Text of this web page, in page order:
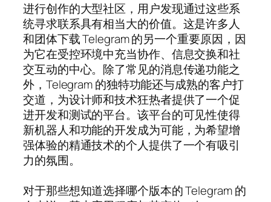
进行创作的大型社区，用户发现通过这些系
统寻求联系具有相当大的价值。这是许多人
和团体下载 Telegram 的另一个重要原因，因
为它在受控环境中充当协作、信息交换和社
交互动的中心。除了常见的消息传递功能之
外，Telegram 的独特功能还与成熟的客户打
交道，为设计师和技术狂热者提供了一个促
进开发和测试的平台。该平台的可见性使得
新机器人和功能的开发成为可能，为希望增
强体验的精通技术的个人提供了一个有吸引
力的氛围。
对于那些想知道选择哪个版本的 Telegram 的